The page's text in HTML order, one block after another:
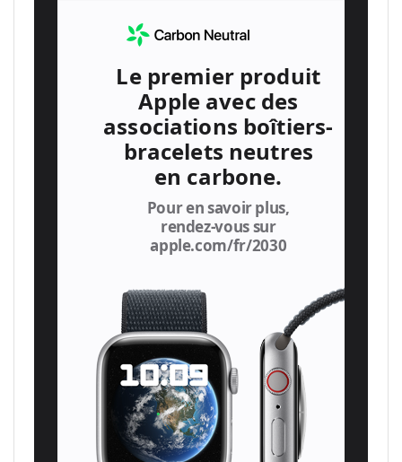
Le premier produit
Apple avec des
associations boîtiers-
bracelets neutres
en carbone.
Pour en savoir plus,
rendez‑vous sur
apple.com/fr/2030